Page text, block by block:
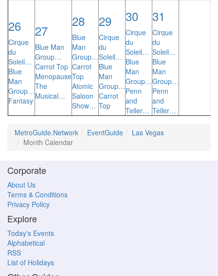
26
Cirque
du
Soleil…
Blue
Man
Group…
Fantasy
27
Blue Man
Group…
Carrot Top
Menopause
The
Musical…
28
Blue
Man
Group…
Carrot
Top
Atomic
Saloon
Show…
29
Cirque
du
Soleil…
Blue
Man
Group…
Carrot
Top
30
Cirque
du
Soleil…
Blue
Man
Group…
Penn
and
Teller…
31
Cirque
du
Soleil…
Blue
Man
Group…
Penn
and
Teller…
MetroGuide.Network EventGuide
Las Vegas
Month Calendar
Corporate
About Us
Terms & Conditions
Privacy Policy
Explore
Today's Events
Alphabetical
RSS
List of Holidays